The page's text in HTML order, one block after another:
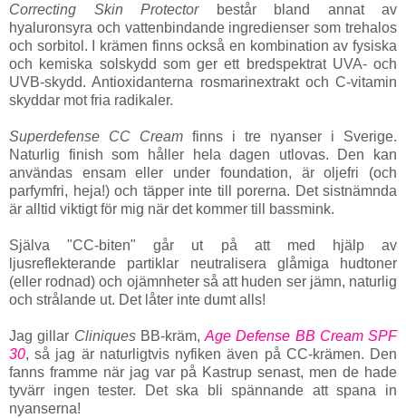
Correcting Skin Protectorbestår bland annat av
hyaluronsyra och vattenbindande ingredienser som trehalos
och sorbitol. I krämen finns också en kombination av fysiska
och kemiska solskydd som ger ett bredspektrat UVA- och
UVB-skydd. Antioxidanterna rosmarinextrakt och C-vitamin
skyddar mot fria radikaler.
Superdefense CC Cream finns i tre nyanser i Sverige.
Naturlig finish som håller hela dagen utlovas.
Den kan
användas ensam eller under foundation, är oljefri (och
parfymfri, heja!) och täpper inte till porerna. Det sistnämnda
är alltid viktigt för mig när det kommer till bassmink.
Själva "CC-biten" går ut på att med hjälp av
ljusreflekterande partiklar neutralisera glåmiga hudtoner
(eller rodnad) och ojämnheter så att huden ser jämn, naturlig
och strålande ut. Det låter inte dumt alls!
Jag gillar CliniquesBB-kräm, Age Defense BB Cream SPF
30, så jag är naturligtvis nyfiken även på CC-krämen. Den
fanns framme när jag var på Kastrup senast, men de hade
tyvärr ingen tester. Det ska bli spännande att spana in
nyanserna!